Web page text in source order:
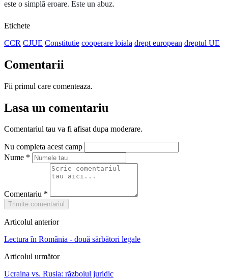
este o simplă eroare. Este un abuz.
Etichete
CCR CJUE Constitutie cooperare loiala drept european dreptul UE
Comentarii
Fii primul care comenteaza.
Lasa un comentariu
Comentariul tau va fi afisat dupa moderare.
Nu completa acest camp
Nume *
Comentariu *
Trimite comentariul
Articolul anterior
Lectura în România - două sărbători legale
Articolul următor
Ucraina vs. Rusia: războiul juridic